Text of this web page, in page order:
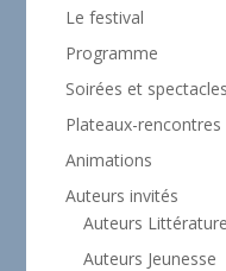
Le festival
Programme
Soirées et spectacles
Plateaux-rencontres
Animations
Auteurs invités
Auteurs
Auteurs Jeunesse